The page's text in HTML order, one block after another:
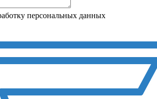
персональных данных